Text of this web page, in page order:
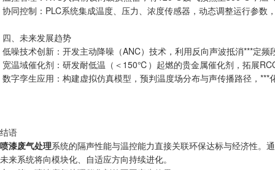
协同控制：PLC系统集成温度、压力、浓度传感器，动态调整运行参
四、未来发展趋势
低噪技术创新：开发主动降噪（ANC）技术，利用反向声波抵消***定频
宽温域催化剂：研发耐低温（＜150℃）起燃的贵金属催化剂，拓展
数字孪生应用：构建虚拟仿真模型，预判温度场分布与声传播路径，***
结语
喷漆废气处理系统的隔声性能与温控能力直接关联环保达标与经济性。
未来系统将向模块化、自适应方向持续进化。